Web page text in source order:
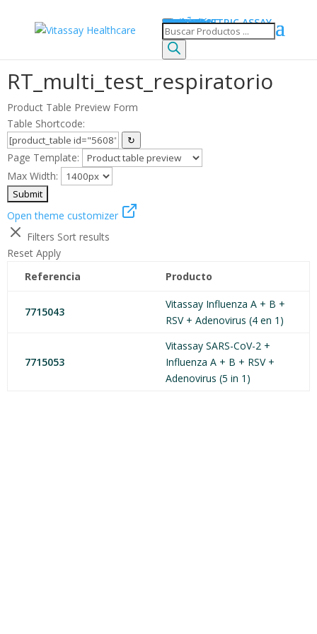
Inicio
Compañía
Productos
RAPID TEST
qPCR
TURBIDIMETRIC ASSAY
Noticias
Eventos
Contacto
ENGLISH
ESPAÑOL
Búsqueda de productos
RT_multi_test_respiratorio
Product Table Preview Form
Table Shortcode:
↻
Page Template:
Max Width:
Open theme customizer
Filters Sort results
Reset Apply
Referencia
Producto
7715043
Vitassay Influenza A + B +
RSV + Adenovirus (4 en 1)
7715053
Vitassay SARS-CoV-2 +
Influenza A + B + RSV +
Adenovirus (5 in 1)